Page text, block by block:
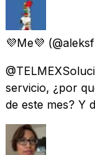
💜Me💜
servicio, ¿por
de este mes? Y